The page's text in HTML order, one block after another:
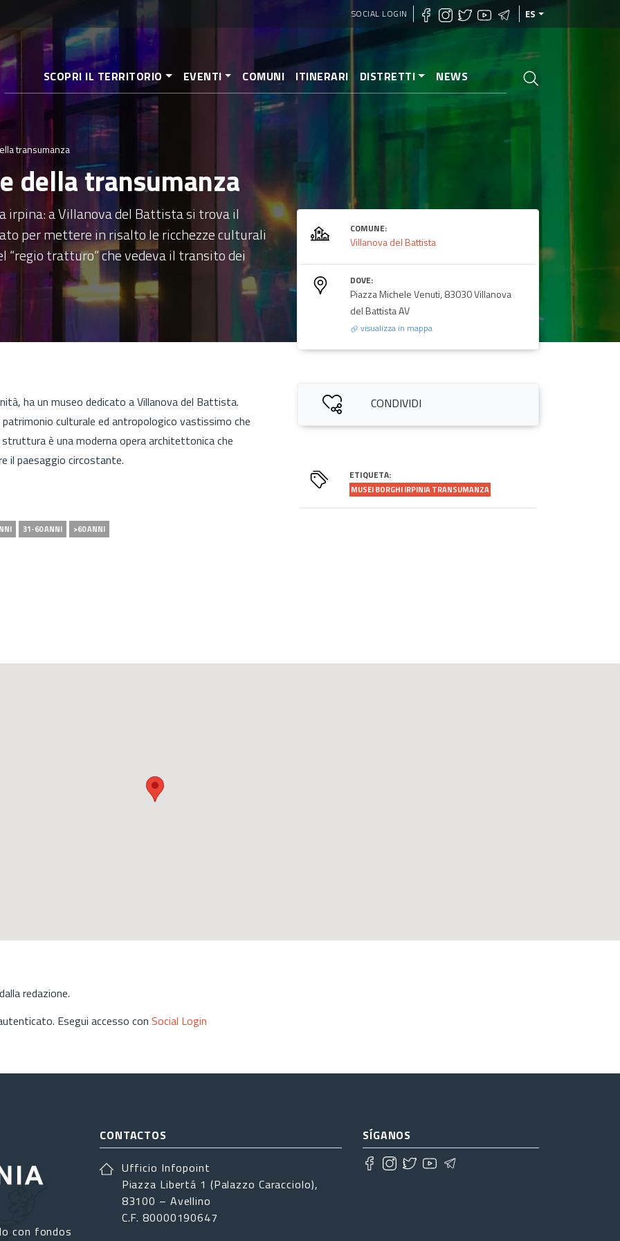
al
principal
SOCIAL LOGIN ES
SCOPRI IL TERRITORIO EVENTI COMUNI ITINERARI DISTRETTI NEWS
transumanza
della transumanza
irpina: a Villanova del Battista si trova il
per mettere in risalto le ricchezze culturali
tratturo” che vedeva il transito dei
ha un museo dedicato a Villanova del Battista.
culturale ed antropologico vastissimo che
è una moderna opera architettonica che
il paesaggio circostante.
31-60 ANNI >60 ANNI
COMUNE:
Villanova del Battista
DOVE:
Piazza Michele Venuti, 83030 Villanova
del Battista AV
visualizza in mappa
CONDIVIDI
ETIQUETA:
MUSEI BORGHI IRPINIA TRANSUMANZA
redazione.
Esegui accesso con Social Login
con fondos
CONTACTOS
Ufficio Infopoint
Piazza Libertá 1 (Palazzo Caracciolo),
83100 – Avellino
C.F. 80000190647
SÍGANOS